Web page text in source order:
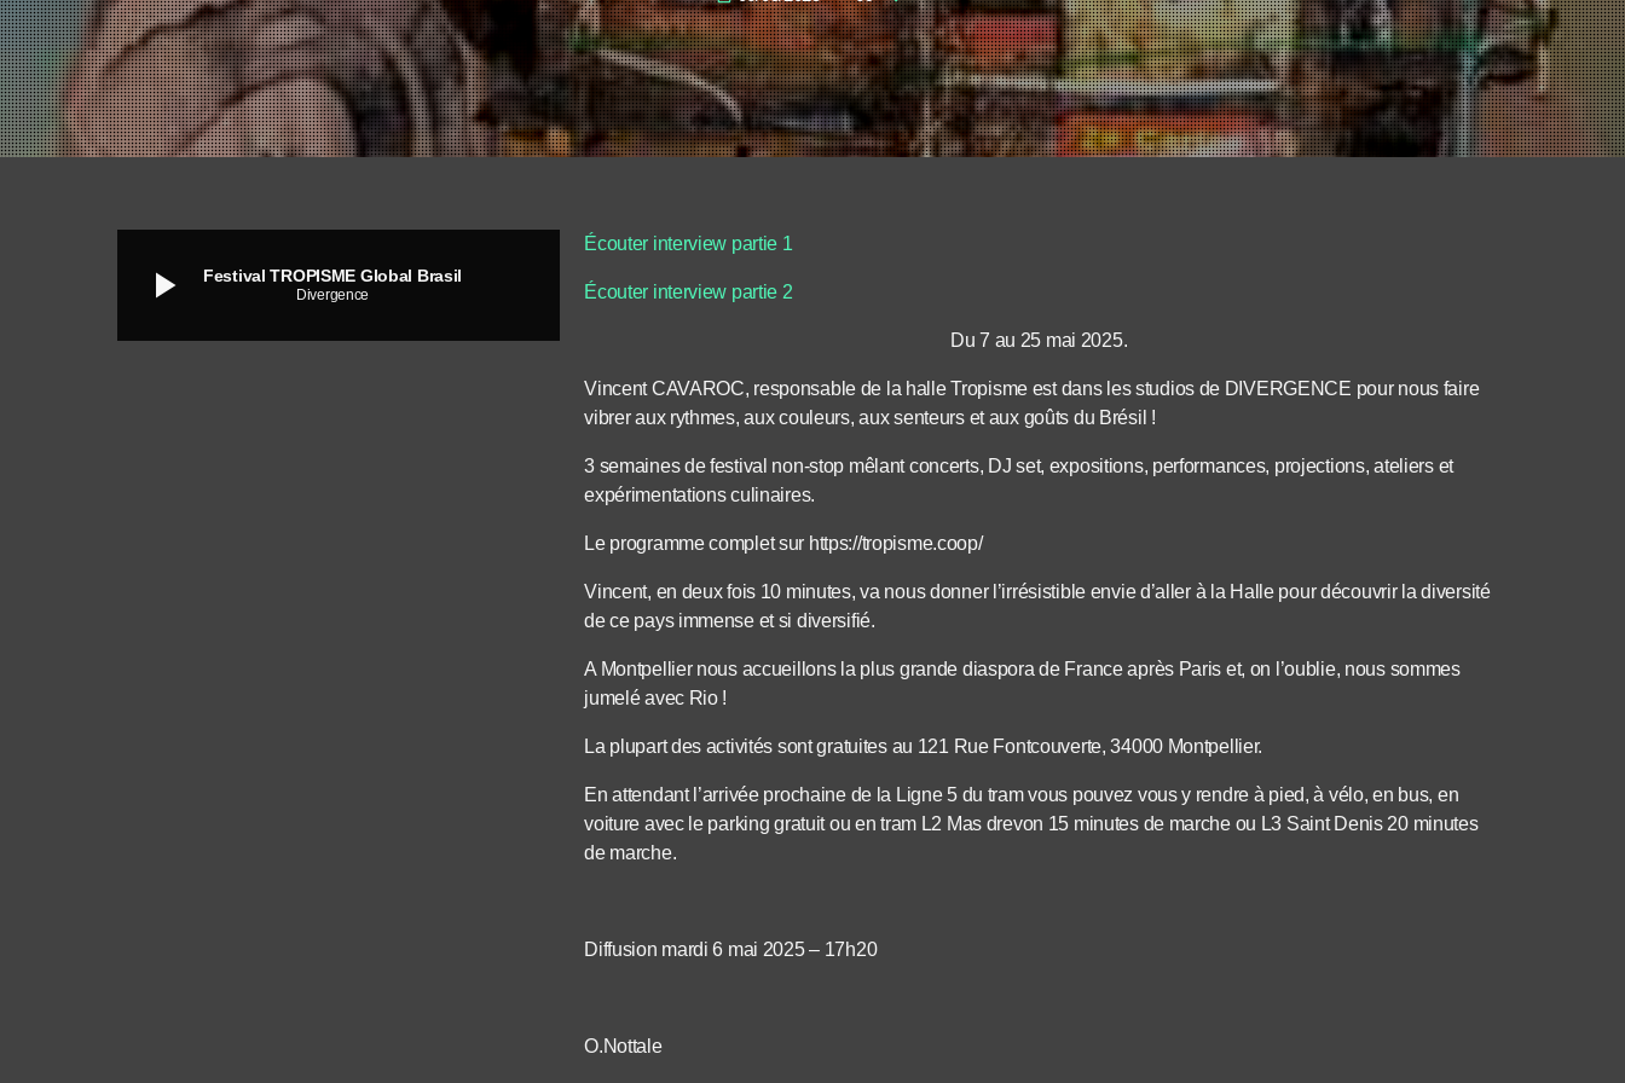
play_arrow Festival TROPISME Global Brasil
Divergence
Écouter interview partie 1
Écouter interview partie 2
Du 7 au 25 mai 2025.
Vincent CAVAROC, responsable de la halle Tropisme est dans les studios de DIVERGENCE pour nous faire
vibrer aux rythmes, aux couleurs, aux senteurs et aux goûts du Brésil !
3 semaines de festival non-stop mêlant concerts, DJ set, expositions, performances, projections, ateliers et
expérimentations culinaires.
Le programme complet sur https://tropisme.coop/
Vincent, en deux fois 10 minutes, va nous donner l’irrésistible envie d’aller à la Halle pour découvrir la diversité
de ce pays immense et si diversifié.
A Montpellier nous accueillons la plus grande diaspora de France après Paris et, on l’oublie, nous sommes
jumelé avec Rio !
La plupart des activités sont gratuites au 121 Rue Fontcouverte, 34000 Montpellier.
En attendant l’arrivée prochaine de la Ligne 5 du tram vous pouvez vous y rendre à pied, à vélo, en bus, en
voiture avec le parking gratuit ou en tram L2 Mas drevon 15 minutes de marche ou L3 Saint Denis 20 minutes
de marche.
Diffusion mardi 6 mai 2025 – 17h20
O.Nottale